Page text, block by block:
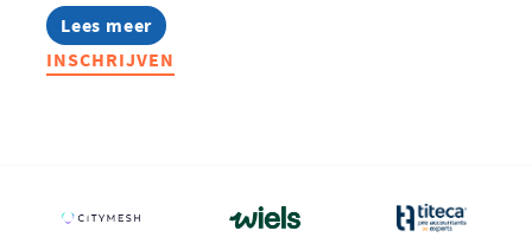
Lees meer
about
Lerend
Netwerk
75
INSCHRIJVEN